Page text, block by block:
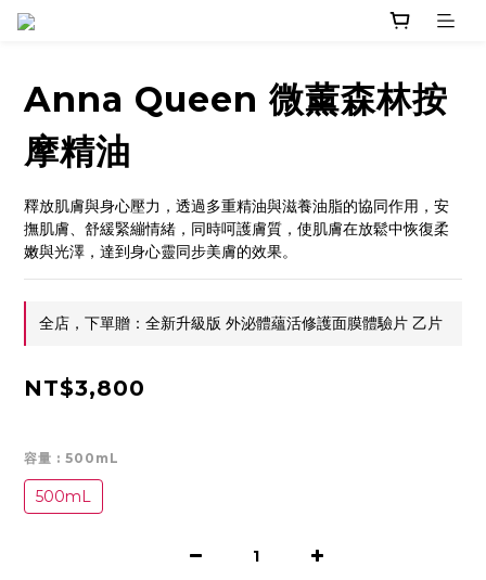
Anna Queen 微薰森林按
摩精油
釋放肌膚與身心壓力，透過多重精油與滋養油脂的協同作用，安
撫肌膚、舒緩緊繃情緒，同時呵護膚質，使肌膚在放鬆中恢復柔
嫩與光澤，達到身心靈同步美膚的效果。
全店，下單贈：全新升級版 外泌體蘊活修護面膜體驗片 乙片
NT$3,800
容量 : 500mL
500mL